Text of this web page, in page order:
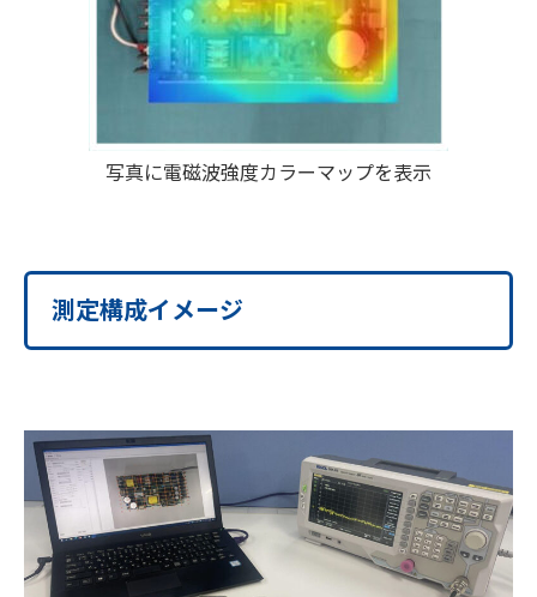
写真に電磁波強度カラーマップを表示
測定構成イメージ